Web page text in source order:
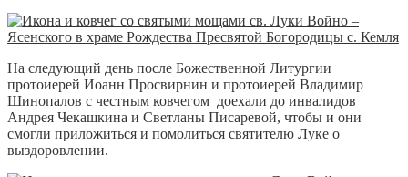
На следующий день после Божественной Литургии
протоиерей Иоанн Просвирнин и протоиерей Владимир
Шинопалов с честным ковчегом доехали до инвалидов
Андрея Чекашкина и Светланы Писаревой, чтобы и они
смогли приложиться и помолиться святителю Луке о
выздоровлении.